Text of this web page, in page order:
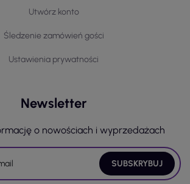
Utwórz konto
Śledzenie zamówień gości
Ustawienia prywatności
Newsletter
o nowościach i wyprzedażach